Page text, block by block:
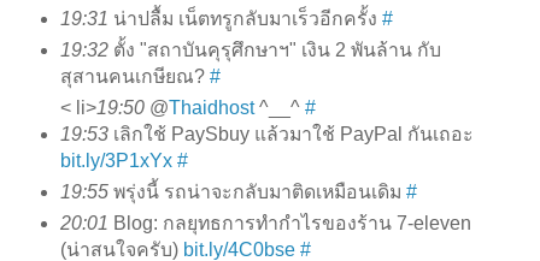
19:31 น่าปลื้ม เน็ตทรูกลับมาเร็วอีกครั้ง #
19:32ตั้ง "สถาบันคุรุศึกษาฯ" เงิน 2 พันล้าน กับ
สุสานคนเกษียณ? #
< li>19:50@Thaidhost^__^ #
19:53เลิกใช้ PaySbuy แล้วมาใช้ PayPal กันเถอะ
bit.ly/3P1xYx #
19:55พรุ่งนี้ รถน่าจะกลับมาติดเหมือนเดิม #
20:01 Blog: กลยุทธการทำกำไรของร้าน 7-eleven
(น่าสนใจครับ) bit.ly/4C0bse #